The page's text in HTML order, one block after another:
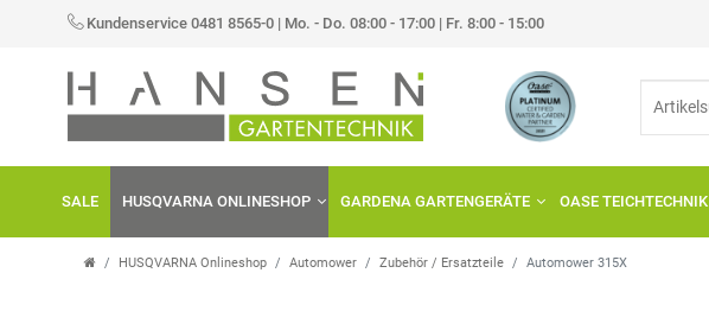
Kundenservice 0481 8565-0 | Mo. - Do. 08:00 - 17:00 | Fr. 8:00 - 15:00
SALE HUSQVARNA ONLINESHOP GARDENA GARTENGERÄTE OASE TEICHTECHNIK
HUSQVARNA Onlineshop Automower Zubehör / Ersatzteile Automower 315X
FILTER